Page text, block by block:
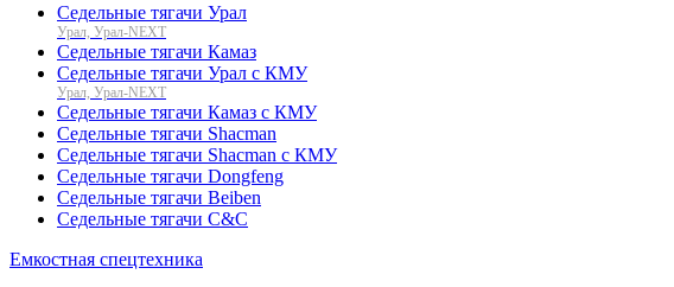
Седельные тягачи Урал
Урал, Урал-NEXT
Седельные тягачи Камаз
Седельные тягачи Урал с КМУ
Урал, Урал-NEXT
Седельные тягачи Камаз с КМУ
Седельные тягачи Shacman
Седельные тягачи Shacman с КМУ
Седельные тягачи Dongfeng
Седельные тягачи Beiben
Седельные тягачи C&C
Емкостная спецтехника